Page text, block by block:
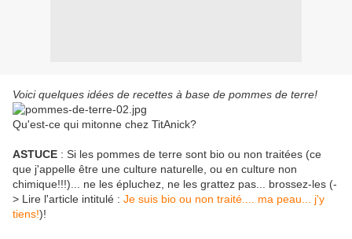
Voici quelques idées de recettes à base de pommes de terre!
Qu'est-ce qui mitonne chez TitAnick?
ASTUCE : Si les pommes de terre sont bio ou non traitées (ce
que j'appelle être une culture naturelle, ou en culture non
chimique!!!)... ne les épluchez, ne les grattez pas... brossez-les (-
> Lire l'article intitulé : Je suis bio ou non traité.... ma peau... j'y
tiens!)!